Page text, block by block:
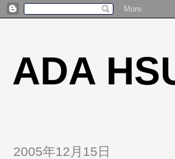
ADA
2005年12月15日